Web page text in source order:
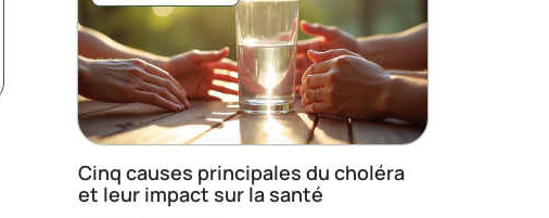
Cinq causes principales du choléra
et leur impact sur la santé